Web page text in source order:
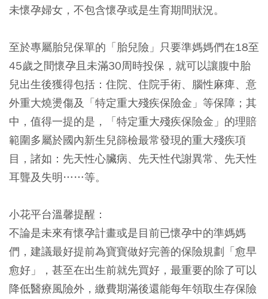
未懷孕婦女，不包含懷孕或是生育期間狀況。
至於專屬胎兒保單的「胎兒險」只要準媽媽們在18至
45歲之間懷孕且未滿30周時投保，就可以讓腹中胎
兒出生後獲得包括：住院、住院手術、腦性麻痺、意
外重大燒燙傷及「特定重大殘疾保險金」等保障；其
中，值得一提的是，「特定重大殘疾保險金」的理賠
範圍多屬於國內新生兒篩檢最常發現的重大殘疾項
目，諸如：先天性心臟病、先天性代謝異常、先天性
耳聾及失明……等。
小花平台溫馨提醒：
不論是未來有懷孕計畫或是目前已懷孕中的準媽媽
們，建議最好提前為寶寶做好完善的保險規劃「愈早
愈好」，甚至在出生前就先買好，最重要的除了可以
降低醫療風險外，繳費期滿後還能每年領取生存保險